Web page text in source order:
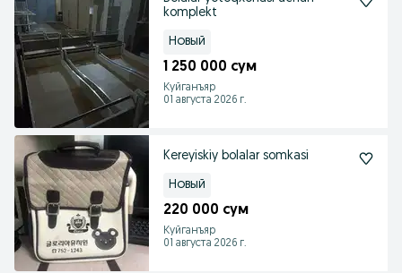
komplekt
Новый
1 250 000 сум
Куйганъяр
01 августа 2026 г.
Kereyiskiy bolalar somkasi
Новый
220 000 сум
Куйганъяр
01 августа 2026 г.